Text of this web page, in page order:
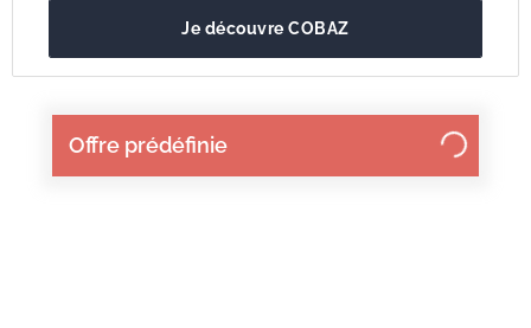
Offre prédéfinie
Je découvre COBAZ